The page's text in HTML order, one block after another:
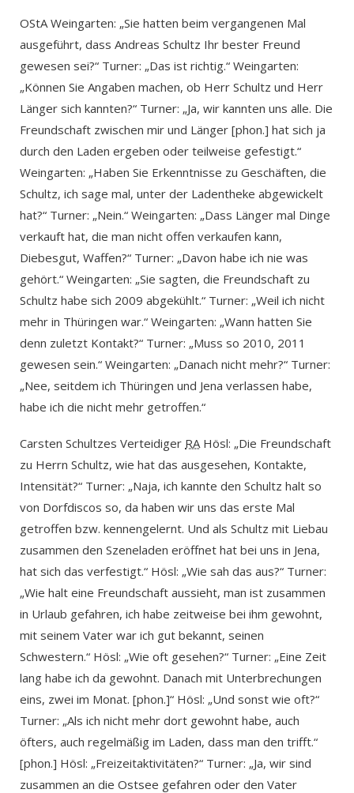
OStA Weingarten: „Sie hatten beim vergangenen Mal
ausgeführt, dass Andreas Schultz Ihr bester Freund
gewesen sei?“ Turner: „Das ist richtig.“ Weingarten:
„Können Sie Angaben machen, ob Herr Schultz und Herr
Länger sich kannten?“ Turner: „Ja, wir kannten uns alle. Die
Freundschaft zwischen mir und Länger [phon.] hat sich ja
durch den Laden ergeben oder teilweise gefestigt.“
Weingarten: „Haben Sie Erkenntnisse zu Geschäften, die
Schultz, ich sage mal, unter der Ladentheke abgewickelt
hat?“ Turner: „Nein.“ Weingarten: „Dass Länger mal Dinge
verkauft hat, die man nicht offen verkaufen kann,
Diebesgut, Waffen?“ Turner: „Davon habe ich nie was
gehört.“ Weingarten: „Sie sagten, die Freundschaft zu
Schultz habe sich 2009 abgekühlt.“ Turner: „Weil ich nicht
mehr in Thüringen war.“ Weingarten: „Wann hatten Sie
denn zuletzt Kontakt?“ Turner: „Muss so 2010, 2011
gewesen sein.“ Weingarten: „Danach nicht mehr?“ Turner:
„Nee, seitdem ich Thüringen und Jena verlassen habe,
habe ich die nicht mehr getroffen.“
Carsten Schultzes Verteidiger RAHösl: „Die Freundschaft
zu Herrn Schultz, wie hat das ausgesehen, Kontakte,
Intensität?“ Turner: „Naja, ich kannte den Schultz halt so
von Dorfdiscos so, da haben wir uns das erste Mal
getroffen bzw. kennengelernt. Und als Schultz mit Liebau
zusammen den Szeneladen eröffnet hat bei uns in Jena,
hat sich das verfestigt.“ Hösl: „Wie sah das aus?“ Turner:
„Wie halt eine Freundschaft aussieht, man ist zusammen
in Urlaub gefahren, ich habe zeitweise bei ihm gewohnt,
mit seinem Vater war ich gut bekannt, seinen
Schwestern.“ Hösl: „Wie oft gesehen?“ Turner: „Eine Zeit
lang habe ich da gewohnt. Danach mit Unterbrechungen
eins, zwei im Monat. [phon.]“ Hösl: „Und sonst wie oft?“
Turner: „Als ich nicht mehr dort gewohnt habe, auch
öfters, auch regelmäßig im Laden, dass man den trifft.“
[phon.] Hösl: „Freizeitaktivitäten?“ Turner: „Ja, wir sind
zusammen an die Ostsee gefahren oder den Vater